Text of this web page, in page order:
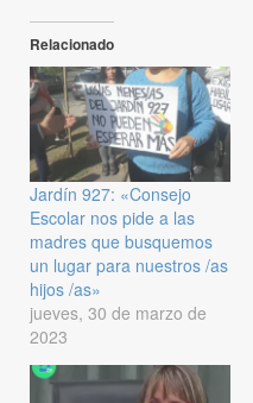
Relacionado
Jardín 927: «Consejo
Escolar nos pide a las
madres que busquemos
un lugar para nuestros /as
hijos /as»
jueves, 30 de marzo de
2023